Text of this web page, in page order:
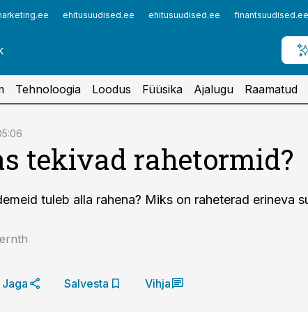
ehitusuudised.ee ehitusuudised.ee finantsuudised.ee
Tehnoloogia Loodus Füüsika Ajalugu Raamatud
tekivad rahetormid?
tuleb alla rahena? Miks on raheterad erineva
Jaga Salvesta Vihja